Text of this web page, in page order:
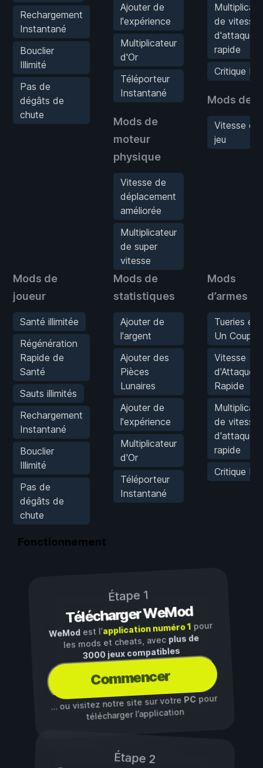
Rechargement
Instantané
Bouclier
Illimité
Pas de
dégâts de
chute
Ajouter de
l'expérience
Multiplicateur
d'Or
Téléporteur
Instantané
Mods de
moteur
physique
Vitesse de
déplacement
améliorée
Multiplicateur
de super
vitesse
de vitesse
d'attaque
rapide
Critique
Mods de
Vitesse du
jeu
Mods de
joueur
Santé illimitée
Régénération
Rapide de
Santé
Sauts illimités
Rechargement
Instantané
Bouclier
Illimité
Pas de
dégâts de
chute
Mods de
statistiques
Ajouter de
l'argent
Ajouter des
Pièces
Lunaires
Ajouter de
l'expérience
Multiplicateur
d'Or
Téléporteur
Instantané
Mods
d’armes
Tueries en
Un Coup
Vitesse
d'Attaque
Rapide
de vitesse
d'attaque
rapide
Critique
Fonctionnement
Étape 1
Télécharger WeMod
WeModest l’application numéro 1pour
les mods et cheats, avec plus de
3000 jeux compatibles
Commencer
… ou visitez notre site sur votre PCpour
télécharger l’application
Étape 2